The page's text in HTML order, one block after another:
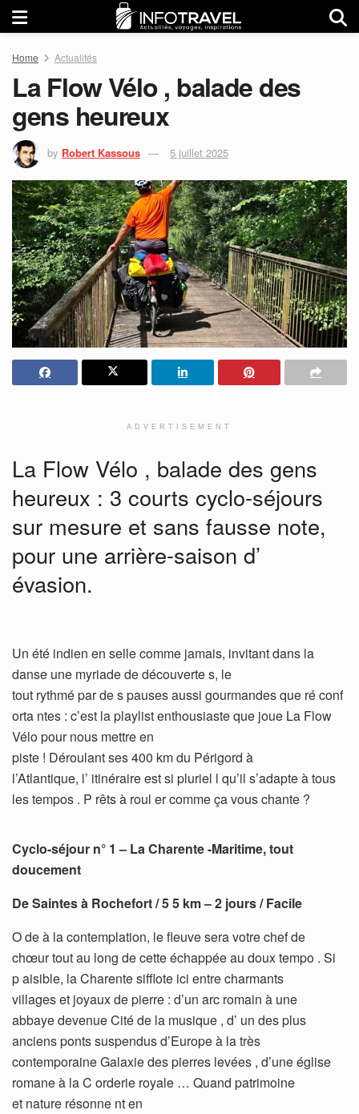
Home Actualités
La Flow Vélo , balade des
gens heureux
by Robert Kassous 5 juillet 2025
ADVERTISEMENT
La Flow Vélo , balade des gens
heureux : 3 courts cyclo-séjours
sur mesure et sans fausse note,
pour une arrière-saison d’
évasion.
Un été indien en selle comme jamais, invitant dans la
danse une myriade de découverte s, le
tout rythmé par de s pauses aussi gourmandes que ré conf
orta ntes : c’est la playlist enthousiaste que joue La Flow
Vélo pour nous mettre en
piste ! Déroulant ses 400 km du Périgord à
l’Atlantique, l’ itinéraire est si pluriel l qu’il s’adapte à tous
les tempos . P rêts à roul er comme ça vous chante ?
Cyclo-séjour n° 1 – La Charente -Maritime, tout
doucement
De Saintes à Rochefort / 5 5 km – 2 jours / Facile
O de à la contemplation, le fleuve sera votre chef de
chœur tout au long de cette échappée au doux tempo . Si
p aisible, la Charente sifflote ici entre charmants
villages et joyaux de pierre : d’un arc romain à une
abbaye devenue Cité de la musique , d’ un des plus
anciens ponts suspendus d’Europe à la très
contemporaine Galaxie des pierres levées , d’une église
romane à la C orderie royale … Quand patrimoine
et nature résonne nt en